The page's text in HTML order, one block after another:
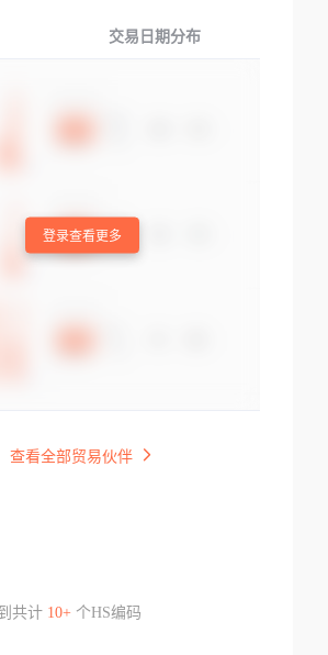
交易日期分布
登录查看更多
查看全部贸易伙伴
共计 10+个HS编码